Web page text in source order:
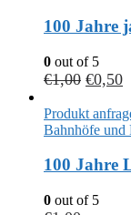
100 Jahre
0 out of 5
€1,00 €0,50
Produkt
Bahnhöfe und
100 Jahre
0 out of 5